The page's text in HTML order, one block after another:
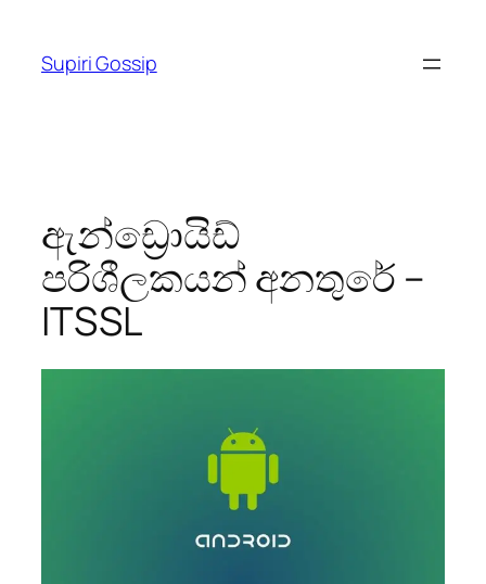
content
Supiri Gossip
ඇන්ඩ්‍රොයිඩ්
පරිශීලකයන් අනතුරේ –
ITSSL